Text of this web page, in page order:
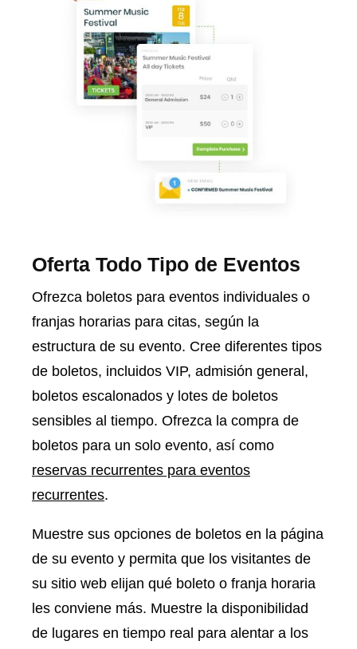
Oferta Todo Tipo de Eventos
Ofrezca boletos para eventos individuales o
franjas horarias para citas, según la
estructura de su evento. Cree diferentes tipos
de boletos, incluidos VIP, admisión general,
boletos escalonados y lotes de boletos
sensibles al tiempo. Ofrezca la compra de
boletos para un solo evento, así como
reservas recurrentes para eventos
recurrentes.
Muestre sus opciones de boletos en la página
de su evento y permita que los visitantes de
su sitio web elijan qué boleto o franja horaria
les conviene más. Muestre la disponibilidad
de lugares en tiempo real para alentar a los